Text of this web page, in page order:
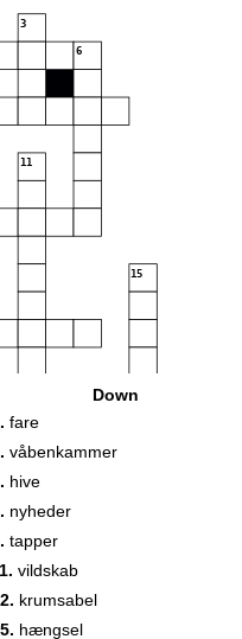
3
6
11
15
Down
fare
våbenkammer
hive
nyheder
tapper
vildskab
krumsabel
hængsel